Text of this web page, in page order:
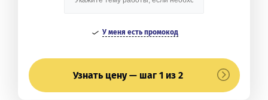
У меня есть промокод
Узнать цену — шаг 1 из 2